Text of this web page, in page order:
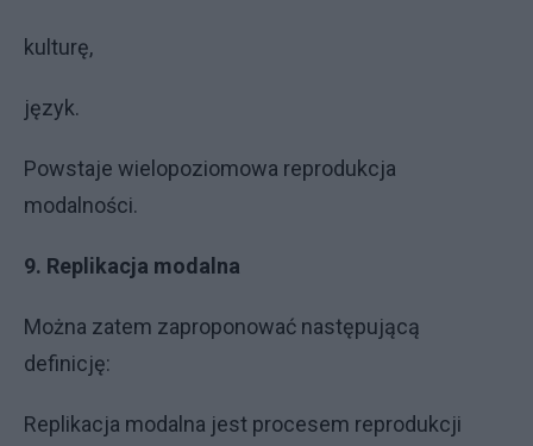
kulturę,
język.
Powstaje wielopoziomowa reprodukcja
modalności.
9. Replikacja modalna
Można zatem zaproponować następującą
definicję:
Replikacja modalna jest procesem reprodukcji